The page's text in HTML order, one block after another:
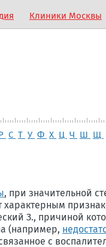
Клиники Москвы
Р С Т У Ф Х Ц Ч Ш Щ
, при значительной
З., причиной
(например,
с